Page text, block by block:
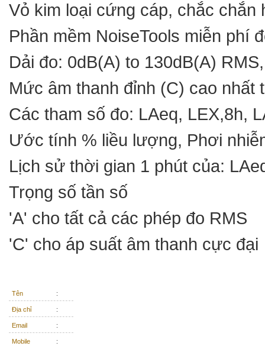
Vỏ kim loại cứng cáp, chắc
Phần mềm NoiseTools miễn phí
Dải đo: 0dB(A) to 130dB(A)
Mức âm thanh đỉnh (C) cao nhất
Các tham số đo: LAeq, LEX,8h,
Ước tính % liều lượng, Phơi
Lịch sử thời gian 1 phút của:
Trọng số tần số
'A' cho tất cả các phép đo RMS
'C' cho áp suất âm thanh cực đại
Tên :
Địa chỉ :
Email :
Mobile :